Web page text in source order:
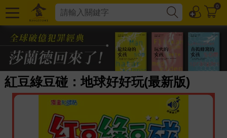
0
紅豆綠豆碰：地球好好玩(最新版)